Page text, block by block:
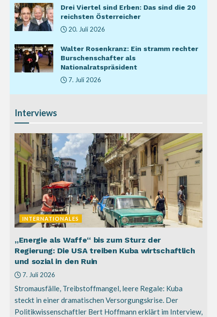
Drei Viertel sind Erben: Das sind die 20
reichsten Österreicher
20. Juli 2026
Walter Rosenkranz: Ein stramm rechter
Burschenschafter als
Nationalratspräsident
7. Juli 2026
Interviews
INTERNATIONALES
„Energie als Waffe“ bis zum Sturz der
Regierung: Die USA treiben Kuba wirtschaftlich
und sozial in den Ruin
7. Juli 2026
Stromausfälle, Treibstoffmangel, leere Regale: Kuba
steckt in einer dramatischen Versorgungskrise. Der
Politikwissenschaftler Bert Hoffmann erklärt im Interview,